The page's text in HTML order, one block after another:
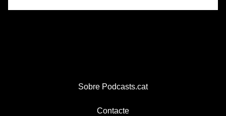
Sobre Podcasts.cat
Contacte